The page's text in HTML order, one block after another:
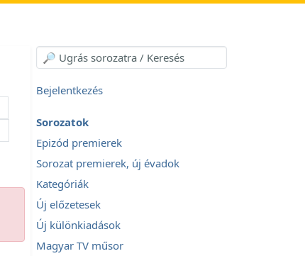
Bejelentkezés
Sorozatok
Epizód premierek
Sorozat premierek, új évadok
Kategóriák
Új előzetesek
Új különkiadások
Magyar TV műsor